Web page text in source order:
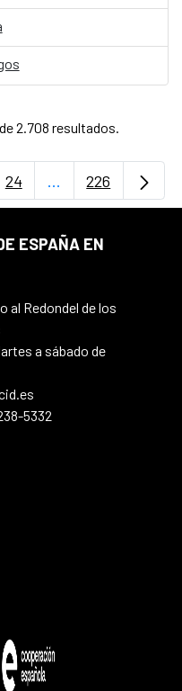
2.708 resultados.
Use TAB para
Página
24 ...PáginasPágina
226
ESPAÑA EN
al Redondel de los
a sábado de
5332